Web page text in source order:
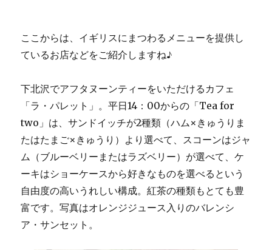
ここからは、イギリスにまつわるメニューを提供し
ているお店などをご紹介しますね♪
下北沢でアフタヌーンティーをいただけるカフェ
「ラ・パレット」。平日14：00からの「Tea for
two」は、サンドイッチが2種類（ハム×きゅうりま
たはたまご×きゅうり）より選べて、スコーンはジャ
ム（ブルーベリーまたはラズベリー）が選べて、ケ
ーキはショーケースから好きなものを選べるという
自由度の高いうれしい構成。紅茶の種類もとても豊
富です。写真はオレンジジュース入りのバレンシ
ア・サンセット。